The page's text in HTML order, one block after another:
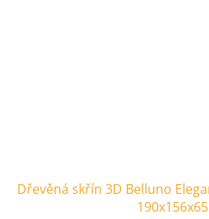
Dřevěná skřín 3D Belluno